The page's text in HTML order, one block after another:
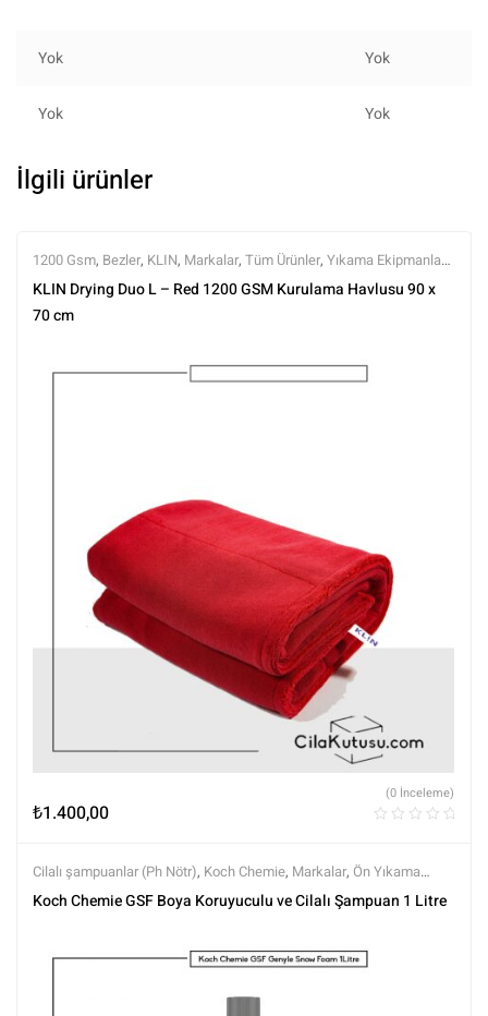
Yok Yok
Yok Yok
İlgili ürünler
1200 Gsm, Bezler, KLIN, Markalar, Tüm Ürünler, Yıkama Ekipmanları,
Yıkama Ürünleri
KLIN Drying Duo L – Red 1200 GSM Kurulama Havlusu 90 x
70 cm
₺1.400,00
(0 İnceleme)
Cilalı şampuanlar (Ph Nötr), Koch Chemie, Markalar, Ön Yıkama
Şampuanları,Ph nötr Şampuanlar,Prewashlar,Şampuanlar, Tüm
Koch Chemie GSF Boya Koruyuculu ve Cilalı Şampuan 1 Litre